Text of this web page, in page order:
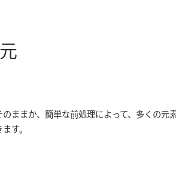
ままか、簡単な前処理によって、多くの
す。